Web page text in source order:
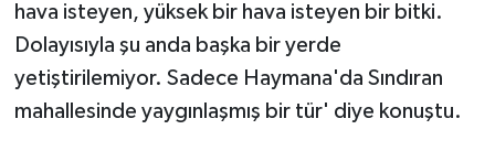
hava isteyen, yüksek bir hava isteyen bir bitki.
Dolayısıyla şu anda başka bir yerde
yetiştirilemiyor. Sadece Haymana'da Sındıran
mahallesinde yaygınlaşmış bir tür' diye konuştu.